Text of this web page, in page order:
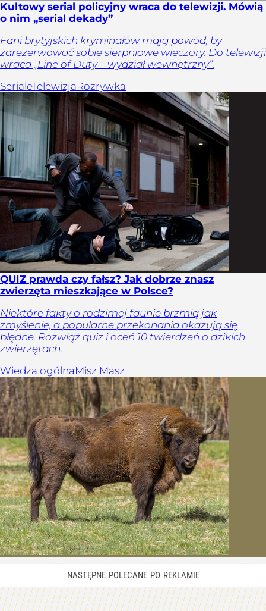
Kultowy serial policyjny wraca do telewizji. Mówią
o nim „serial dekady”
Fani brytyjskich kryminałów mają powód, by
zarezerwować sobie sierpniowe wieczory. Do telewizji
wraca „Line of Duty – wydział wewnętrzny”.
SerialeTelewizjaRozrywka
QUIZ prawda czy fałsz? Jak dobrze znasz
zwierzęta mieszkające w Polsce?
Niektóre fakty o rodzimej faunie brzmią jak
zmyślenie, a popularne przekonania okazują się
błędne. Rozwiąż quiz i oceń 10 twierdzeń o dzikich
zwierzętach.
Wiedza ogólnaMisz Masz